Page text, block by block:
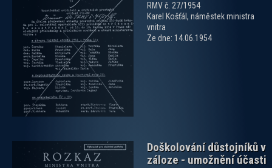
RMV č. 27/1954
Karel Košťál, náměstek ministra
vnitra
Ze dne: 14.06.1954
Doškolování důstojníků v
záloze - umožnění účasti
zobrazit PDF dokument